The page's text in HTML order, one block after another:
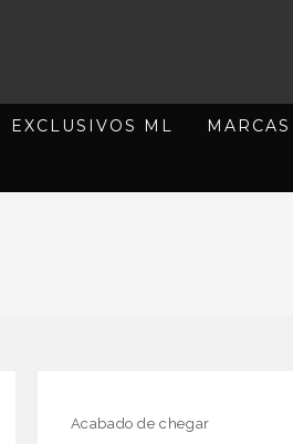
EXCLUSIVOS ML MARCAS
Acabado de chegar